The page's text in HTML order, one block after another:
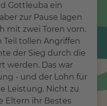
Gottleuba ein
zur Pause lagen
mit zwei Toren vorn.
Teil tollen Angriffen
der Sieg durch die
werden. Das war
- und der Lohn für
Leistung. Nicht zu
Eltern ihr Bestes